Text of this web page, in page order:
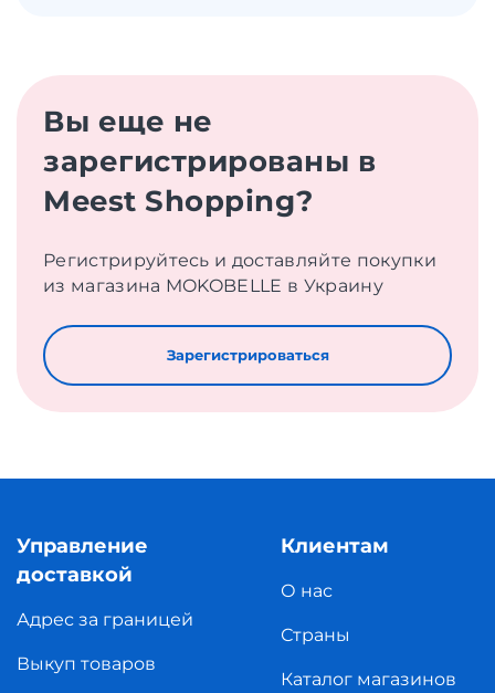
Вы еще не
зарегистрированы в
Meest Shopping?
Регистрируйтесь и доставляйте покупки
из магазина MOKOBELLE в Украину
Зарегистрироваться
Управление
доставкой
Адрес за границей
Выкуп товаров
Клиентам
О нас
Страны
Каталог магазинов